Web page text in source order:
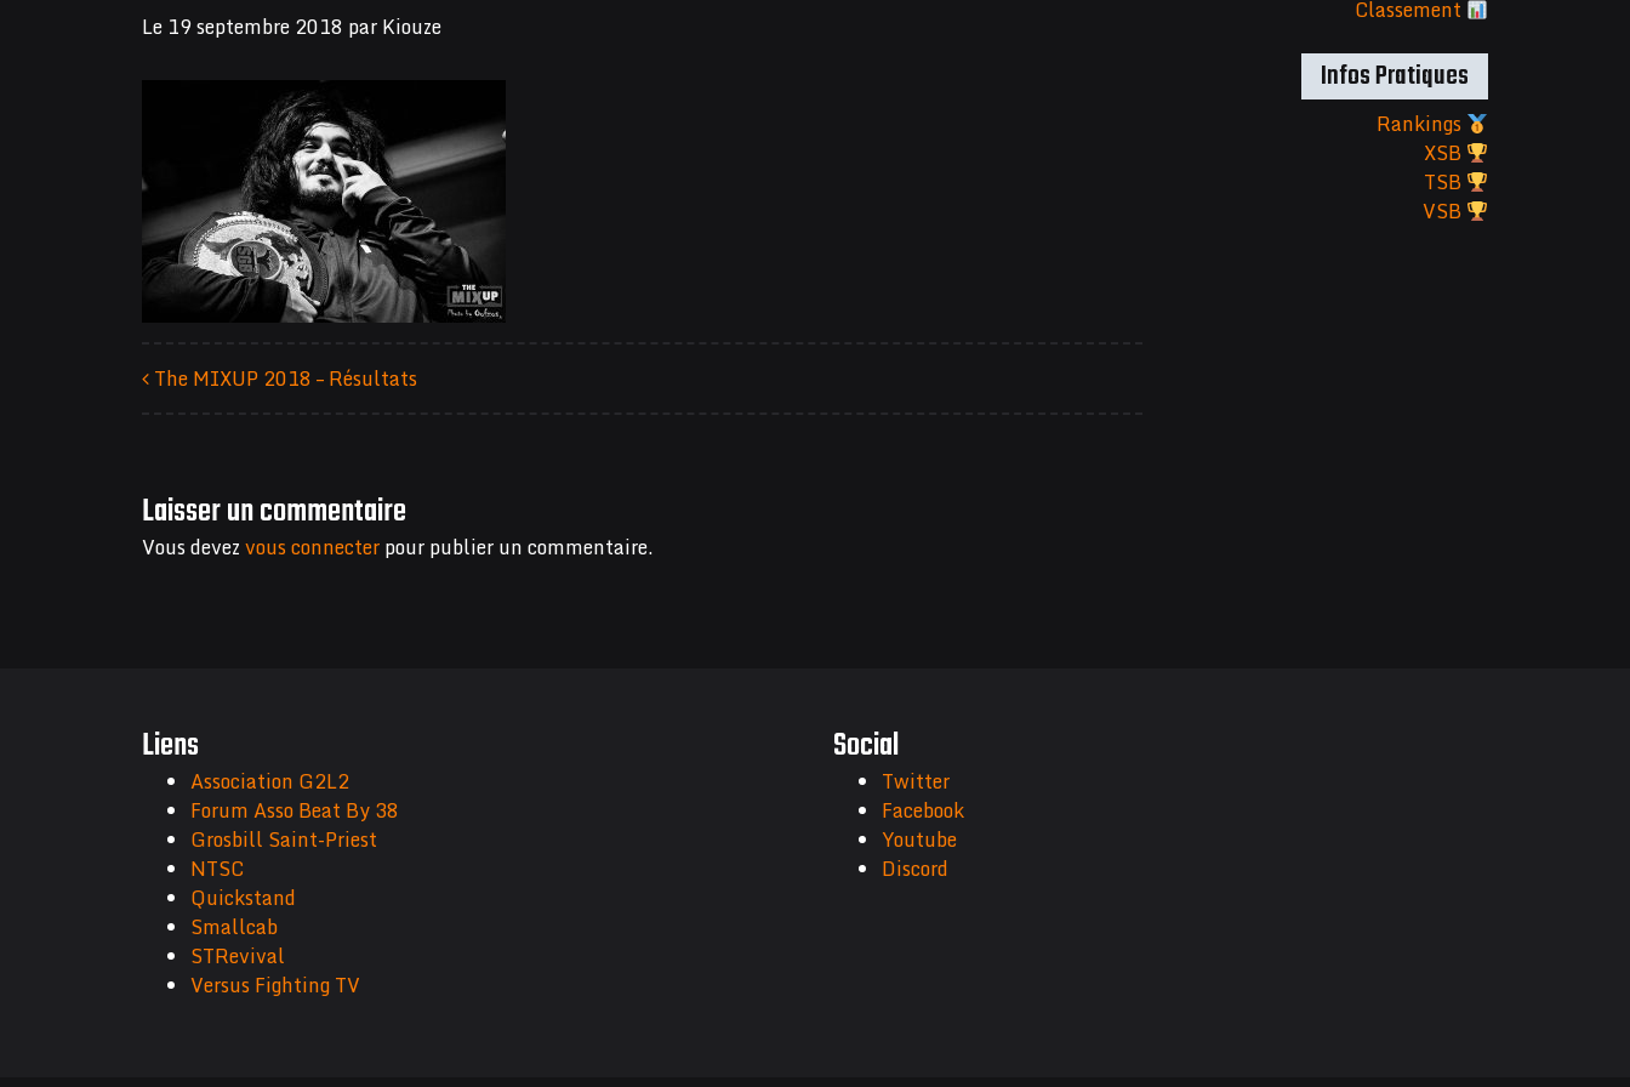
Le 19 septembre 2018 parKiouze
The MIXUP 2018 – Résultats
Laisser un commentaire
Vous devezvous connecterpour publier un commentaire.
Classement
Infos Pratiques
Rankings
XSB
TSB
VSB
Liens
Association G2L2
Forum Asso Beat By 38
Grosbill Saint-Priest
NTSC
Quickstand
Smallcab
STRevival
Versus Fighting TV
Social
Twitter
Facebook
Youtube
Discord